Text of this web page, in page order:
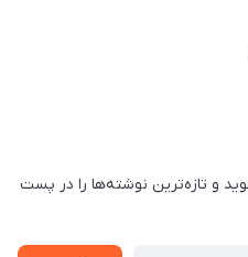
و تازه‌ترین نوشته‌ها را در پست